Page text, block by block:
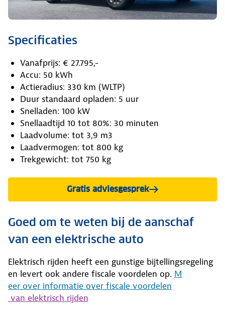
Specificaties
Vanafprijs: € 27.795,-
Accu: 50 kWh
Actieradius: 330 km (WLTP)
Duur standaard opladen: 5 uur
Snelladen: 100 kW
Snellaadtijd 10 tot 80%: 30 minuten
Laadvolume: tot 3,9 m3
Laadvermogen: tot 800 kg
Trekgewicht: tot 750 kg
Gratis adviesgesprek
Goed om te weten bij de aanschaf
van een elektrische auto
Elektrisch rijden heeft een gunstige bijtellingsregeling
en levert ook andere fiscale voordelen op. M
eer over informatie over fiscale voordelen
van elektrisch rijden